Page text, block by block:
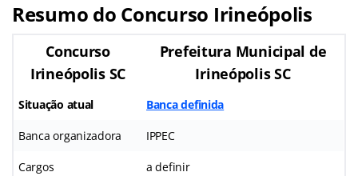
Resumo do Concurso Irineópolis
Concurso
Irineópolis SC
Prefeitura Municipal de
Irineópolis SC
Situação atual Banca definida
Banca organizadora IPPEC
Cargos a definir